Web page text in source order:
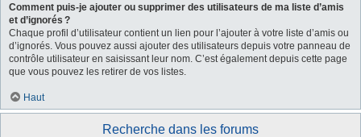
Comment puis-je ajouter ou supprimer des utilisateurs de ma liste d’amis
et d’ignorés ?
Chaque profil d’utilisateur contient un lien pour l’ajouter à votre liste d’amis ou
d’ignorés. Vous pouvez aussi ajouter des utilisateurs depuis votre panneau de
contrôle utilisateur en saisissant leur nom. C’est également depuis cette page
que vous pouvez les retirer de vos listes.
Haut
Recherche dans les forums